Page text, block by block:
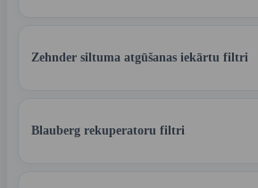
Zehnder siltuma atgūšanas iekārtu filtri
Blauberg rekuperatoru filtri